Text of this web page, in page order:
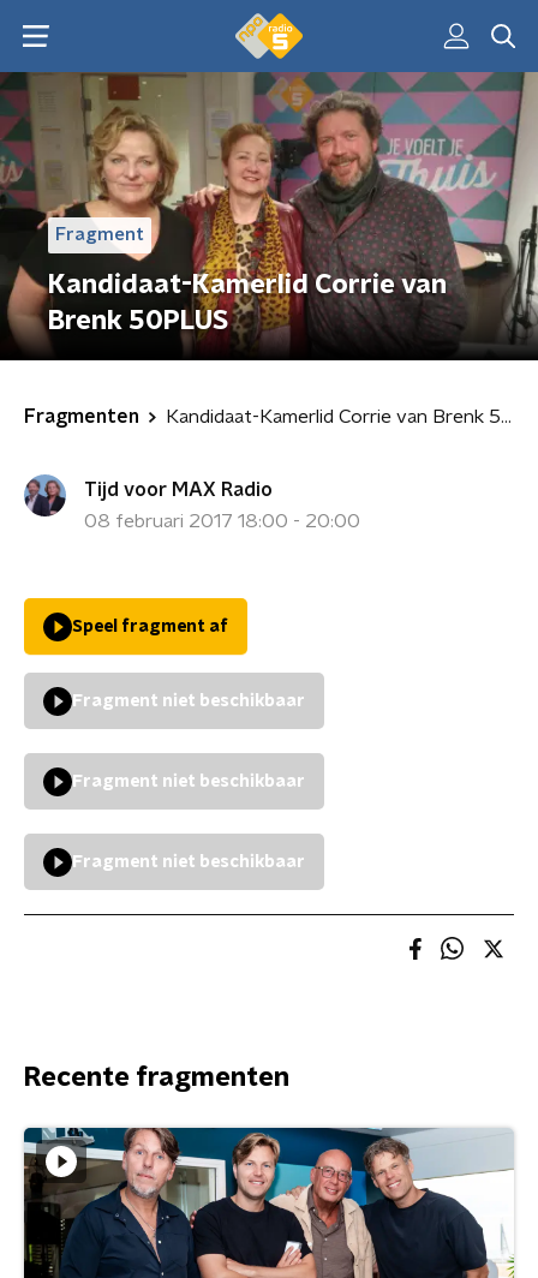
Fragment
Kandidaat-Kamerlid Corrie van
Brenk 50PLUS
Fragmenten Kandidaat-Kamerlid Corrie van Brenk 50PLUS
Tijd voor MAX Radio
08 februari 2017 18:00 - 20:00
Speel fragment af
Fragment niet beschikbaar
Fragment niet beschikbaar
Fragment niet beschikbaar
Recente fragmenten